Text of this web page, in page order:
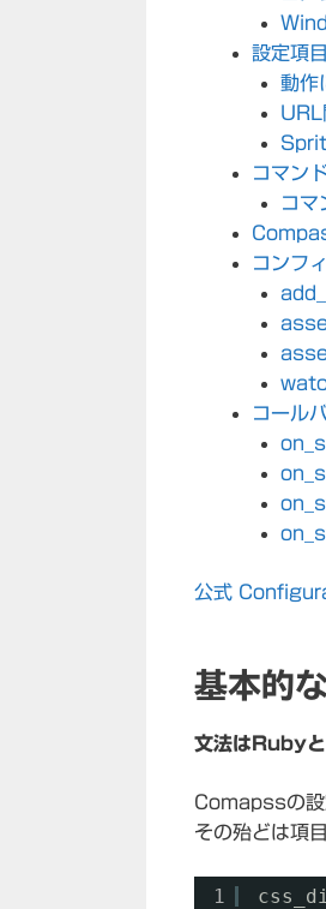
設定項目
動作
URL
コマン
コマ
コンフ
コール
公式
基本的
文法はRubyと
Comapssの設
その殆どは項
1